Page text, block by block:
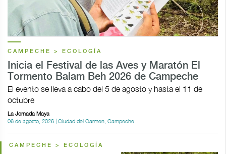
CAMPECHE > ECOLOGÍA
Inicia el Festival de las Aves y Maratón El
Tormento Balam Beh 2026 de Campeche
El evento se lleva a cabo del 5 de agosto y hasta el 11 de
octubre
La Jornada Maya
06 de agosto, 2026 | Ciudad del Carmen, Campeche
CAMPECHE > ECOLOGÍA